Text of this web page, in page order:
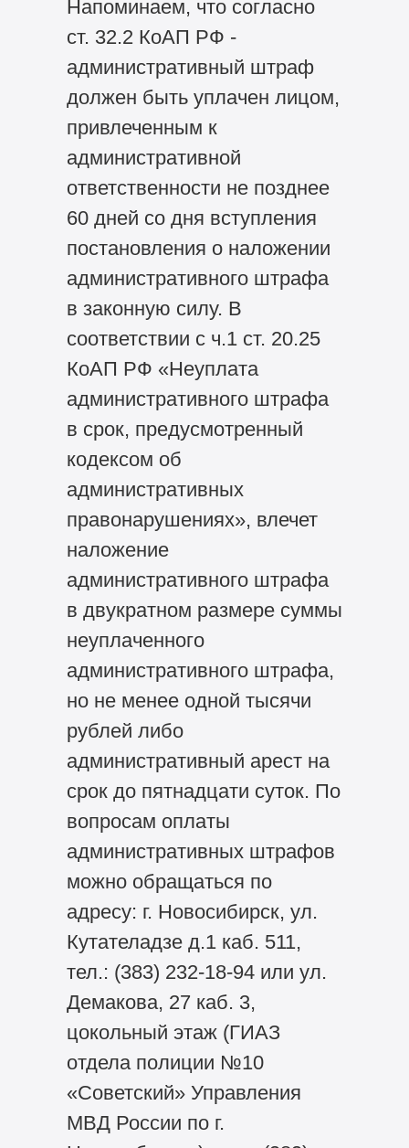
Напоминаем, что согласно
ст. 32.2 КоАП РФ -
административный штраф
должен быть уплачен лицом,
привлеченным к
административной
ответственности не позднее
60 дней со дня вступления
постановления о наложении
административного штрафа
в законную силу. В
соответствии с ч.1 ст. 20.25
КоАП РФ «Неуплата
административного штрафа
в срок, предусмотренный
кодексом об
административных
правонарушениях», влечет
наложение
административного штрафа
в двукратном размере суммы
неуплаченного
административного штрафа,
но не менее одной тысячи
рублей либо
административный арест на
срок до пятнадцати суток. По
вопросам оплаты
административных штрафов
можно обращаться по
адресу: г. Новосибирск, ул.
Кутателадзе д.1 каб. 511,
тел.: (383) 232-18-94 или ул.
Демакова, 27 каб. 3,
цокольный этаж (ГИАЗ
отдела полиции №10
«Советский» Управления
МВД России по г.